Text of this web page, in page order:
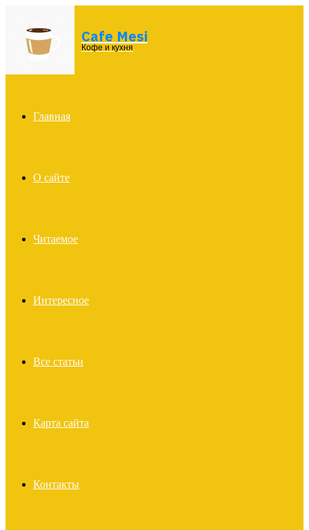
Menu Cafe Mesi
Кофе и кухня
Главная
О сайте
Читаемое
Интересное
Все статьи
Карта сайта
Контакты